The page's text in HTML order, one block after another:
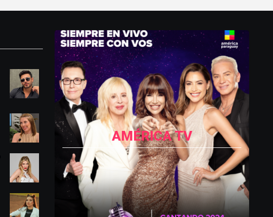
AMÉRICA TV